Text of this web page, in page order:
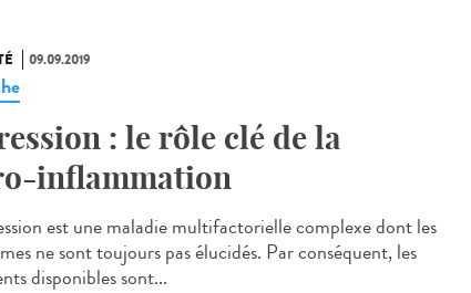
09.09.2019
: le rôle clé de la
inflammation
est une maladie multifactorielle complexe dont les
ne sont toujours pas élucidés. Par conséquent, les
disponibles sont...